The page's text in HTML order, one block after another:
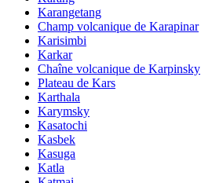
Karangetang
Champ volcanique de Karapinar
Karisimbi
Karkar
Chaîne volcanique de Karpinsky
Plateau de Kars
Karthala
Karymsky
Kasatochi
Kasbek
Kasuga
Katla